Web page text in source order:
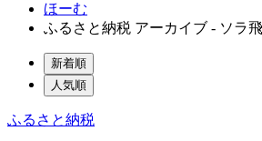
ほーむ
ふるさと納税 アーカイブ - ソラ
新着順
人気順
ふるさと納税